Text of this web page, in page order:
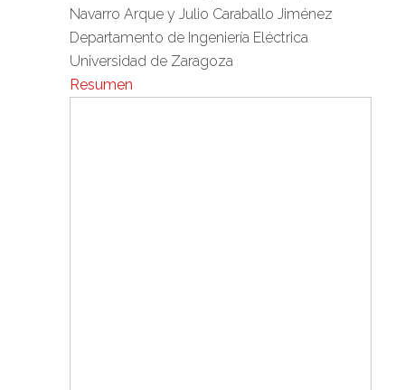
Navarro Arque y Julio Caraballo Jiménez
Departamento de Ingeniería Eléctrica
Universidad de Zaragoza
Resumen